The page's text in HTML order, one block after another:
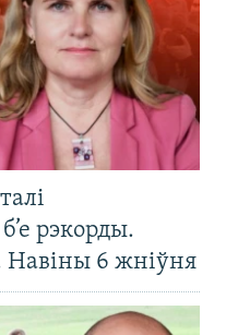
рэкорды.
Навіны 6 жніўня